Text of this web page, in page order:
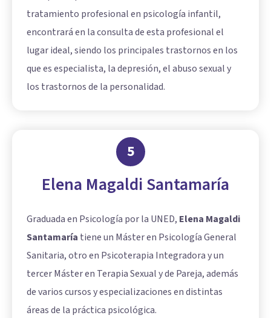
tratamiento profesional en psicología infantil,
encontrará en la consulta de esta profesional el
lugar ideal, siendo los principales trastornos en los
que es especialista, la depresión, el abuso sexual y
los trastornos de la personalidad.
5
Elena Magaldi Santamaría
Graduada en Psicología por la UNED, Elena Magaldi
Santamaría tiene un Máster en Psicología General
Sanitaria, otro en Psicoterapia Integradora y un
tercer Máster en Terapia Sexual y de Pareja, además
de varios cursos y especializaciones en distintas
áreas de la práctica psicológica.